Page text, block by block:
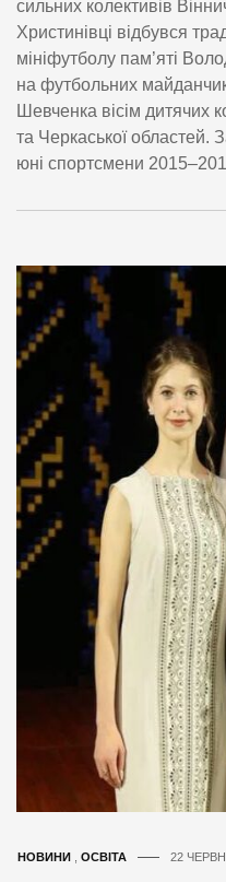
сильних колективів
Христинівці відбувся
мініфутболу пам’яті
на футбольних
Шевченка вісім дитячих
та Черкаської областей.
юні спортсмени
НОВИНИ ОСВІТА 22